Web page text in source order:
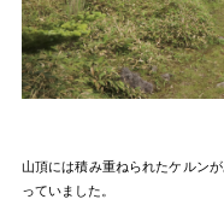
山頂には積み重ねられたケルン
っていました。